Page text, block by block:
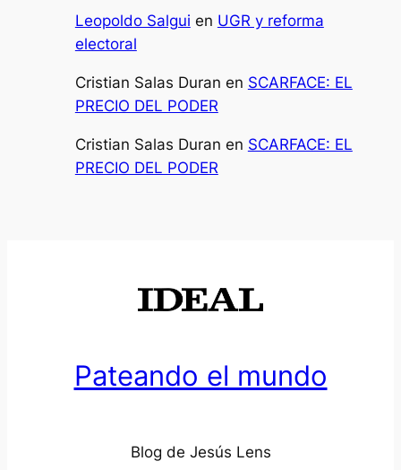
Leopoldo Salgui en UGR y reforma
electoral
Cristian Salas Duran en SCARFACE: EL
PRECIO DEL PODER
Cristian Salas Duran en SCARFACE: EL
PRECIO DEL PODER
Pateando el mundo
Blog de Jesús Lens